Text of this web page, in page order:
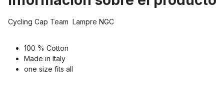
Cycling Cap Team Lampre NGC
100 % Cotton
Made in Italy
one size fits all